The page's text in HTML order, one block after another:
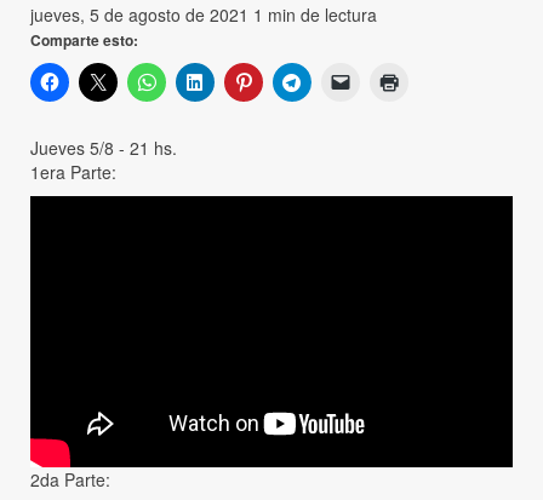
jueves, 5 de agosto de 2021 1 min de lectura
Comparte esto:
Jueves 5/8 - 21 hs.
1era Parte:
2da Parte: